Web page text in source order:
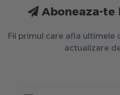
Aboneaza-
Fii primul care afla ultimele
actualizare